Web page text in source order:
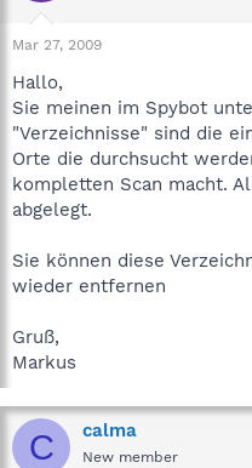
Mar 27, 2009
Hallo,
Sie meinen im Spybot
"Verzeichnisse" sind die
Orte die durchsucht
kompletten Scan macht.
abgelegt.
Sie können diese
wieder entfernen
Gruß,
Markus
C calma
New member